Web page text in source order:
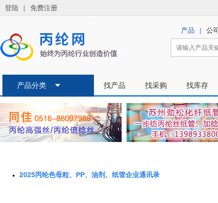
2025丙纶色母粒、PP、油剂、纸管企业通讯录